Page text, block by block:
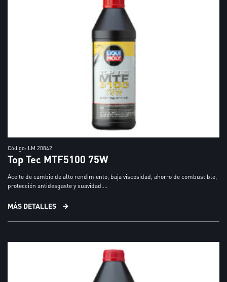
Código: LM 20842
Top Tec MTF5100 75W
Aceite de cambio de alto rendimiento, baja viscosidad, ahorro de combustible,
protección antidesgaste y suavidad....
MÁS DETALLES